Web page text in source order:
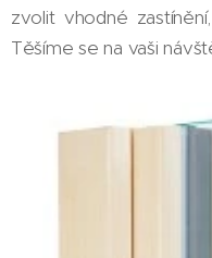
zvolit vhodné
Těšíme se na vaši